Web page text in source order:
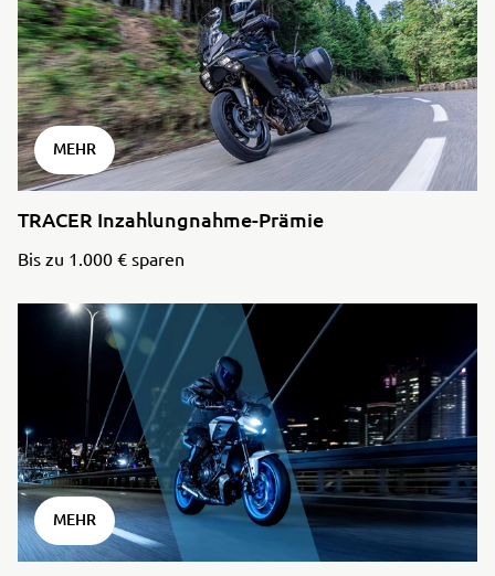
MEHR
TRACER Inzahlungnahme-Prämie
Bis zu 1.000 € sparen
MEHR